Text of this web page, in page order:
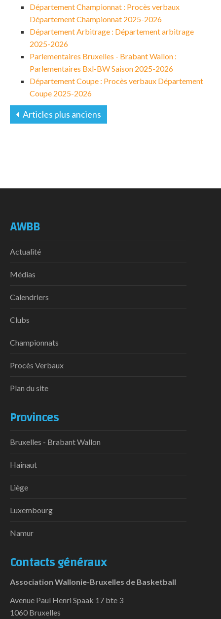
Département Championnat : Procès verbaux
Département Championnat 2025-2026
Département Arbitrage : Département arbitrage
2025-2026
Parlementaires Bruxelles - Brabant Wallon :
Parlementaires Bxl-BW Saison 2025-2026
Département Coupe : Procès verbaux Département
Coupe 2025-2026
Articles plus anciens
AWBB
Actualité
Médias
Calendriers
Clubs
Championnats
Procès Verbaux
Plan du site
Provinces
Bruxelles - Brabant Wallon
Hainaut
Liège
Luxembourg
Namur
Contacts généraux
Association Wallonie-Bruxelles de Basketball
Avenue Paul Henri Spaak 17 bte 3
1060 Bruxelles